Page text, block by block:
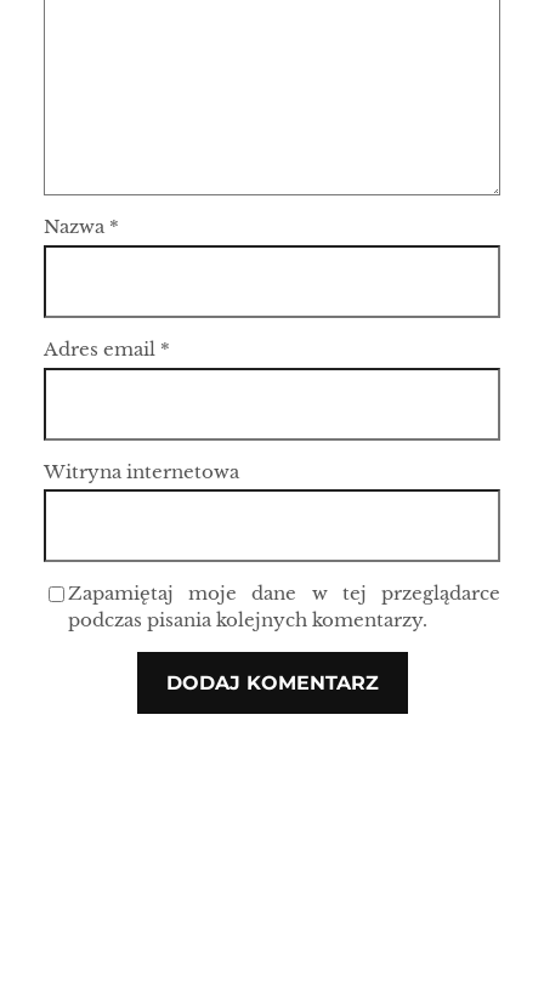
Nazwa *
Adres email *
Witryna internetowa
Zapamiętaj moje dane w tej przeglądarce
podczas pisania kolejnych komentarzy.